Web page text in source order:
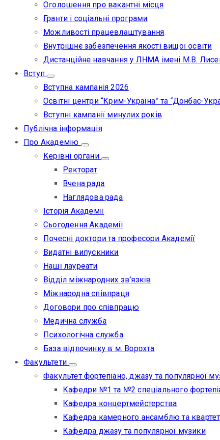
Оголошення про вакантні місця
Гранти і соціальні програми
Можливості працевлаштування
Внутрішнє забезпечення якості вищої освіти
Дистанційне навчання у ЛНМА імені М.В.
Вступ
Вступна кампанія 2026
Освітні центри “Крим-Україна” та “Донбас-
Вступні кампанії минулих років
Публічна інформація
Про Академію
Керівні органи
Ректорат
Вчена рада
Наглядова рада
Історія Академії
Сьогодення Академії
Почесні доктори та професори Академії
Видатні випускники
Наші лауреати
Відділ міжнародних зв’язків
Міжнародна співпраця
Договори про співпрацю
Медична служба
Психологічна служба
База відпочинку в м. Ворохта
Факультети
Факультет фортепіано, джазу та популярної
Кафедри №1 та №2 спеціального
Кафедра концертмейстерства
Кафедра камерного ансамблю та
Кафедра джазу та популярної музики